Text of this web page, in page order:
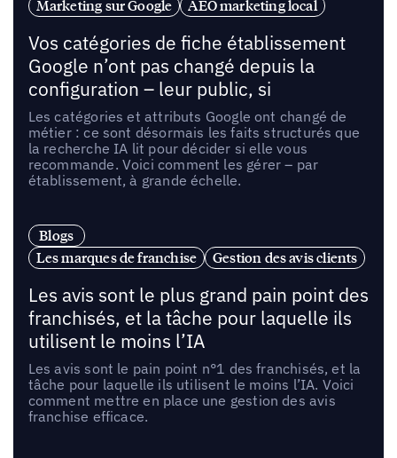
Marketing sur Google
AEO marketing local
Vos catégories de fiche établissement
Google n’ont pas changé depuis la
configuration – leur public, si
Les catégories et attributs Google ont changé de
métier : ce sont désormais les faits structurés que
la recherche IA lit pour décider si elle vous
recommande. Voici comment les gérer – par
établissement, à grande échelle.
Blogs
Les marques de franchise
Gestion des avis clients
Les avis sont le plus grand pain point des
franchisés, et la tâche pour laquelle ils
utilisent le moins l’IA
Les avis sont le pain point n°1 des franchisés, et la
tâche pour laquelle ils utilisent le moins l’IA. Voici
comment mettre en place une gestion des avis
franchise efficace.